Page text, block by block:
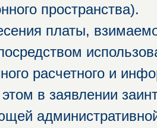
пространства).
платы,
расчетного и
в заявлении